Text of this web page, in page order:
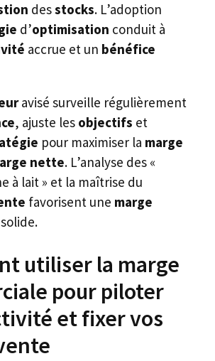
desstocks. L’adoption
d’optimisation conduit à
accrue et un bénéfice
avisé surveille régulièrement
, ajuste les objectifs et
pour maximiser la marge
nette. L’analyse des «
à lait » et la maîtrise du
favorisent une marge
solide.
utiliser la marge
pour piloter
et fixer vos